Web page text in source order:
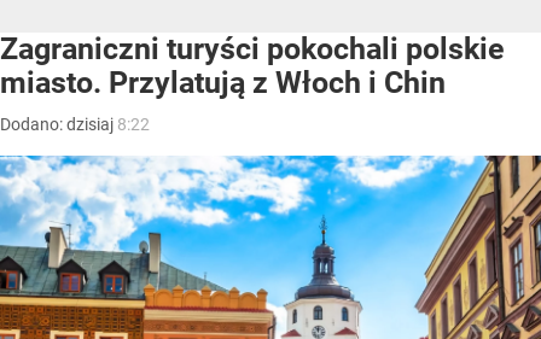
Zagraniczni turyści pokochali polskie
miasto. Przylatują z Włoch i Chin
Dodano:dzisiaj 8:22